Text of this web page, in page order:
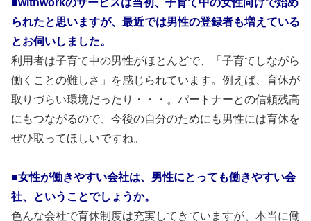
■withworkのサービスは当初、子育て中の女性向けで始め
られたと思いますが、最近では男性の登録者も増えている
とお伺いしました。
利用者は子育て中の男性がほとんどで、「子育てしながら
働くことの難しさ」を感じられています。例えば、育休が
取りづらい環境だったり・・・。パートナーとの信頼残高
にもつながるので、今後の自分のためにも男性には育休を
ぜひ取ってほしいですね。
■女性が働きやすい会社は、男性にとっても働きやすい会
社、ということでしょうか。
色んな会社で育休制度は充実してきていますが、本当に働